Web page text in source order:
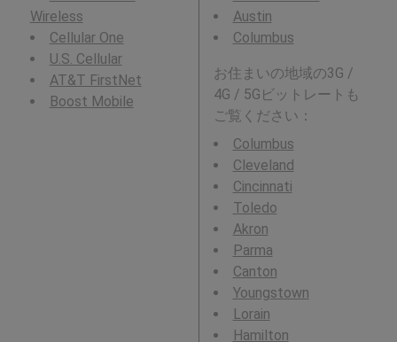
Wireless
Cellular One
U.S. Cellular
AT&T FirstNet
Boost Mobile
Austin
Columbus
お住まいの地域の3G /
4G / 5Gビットレートも
ご覧ください：
Columbus
Cleveland
Cincinnati
Toledo
Akron
Parma
Canton
Youngstown
Lorain
Hamilton